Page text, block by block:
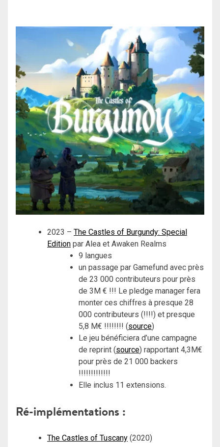
2023 – The Castles of Burgundy: Special
Edition par Alea et Awaken Realms
9 langues
un passage par Gamefund avec près
de 23 000 contributeurs pour près
de 3M € !!! Le pledge manager fera
monter ces chiffres à presque 28
000 contributeurs (!!!!) et presque
5,8 M€ !!!!!!!! (source)
Le jeu bénéficiera d’une campagne
de reprint (source) rapportant 4,3M€
pour près de 21 000 backers
!!!!!!!!!!!!!
Elle inclus 11 extensions.
Ré-implémentations :
The Castles of Tuscany (2020)